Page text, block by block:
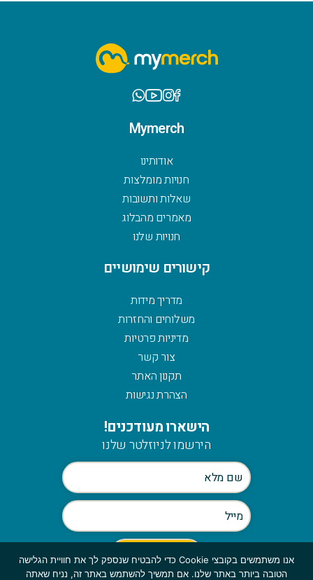
Mymerch
אודותינו
חנויות מומלצות
שאלות ותשובות
מאמרים מהבלוג
חנויות שלנו
קישורים שימושיים
מדריך מידות
משלוחים והחזרות
מדיניות פרטיות
צור קשר
תקנון האתר
הצהרת נגישות
הישארו מעודכנים!
הירשמו לניוזלטר שלנו
אנו משתמשים בקובצי Cookie כדי להבטיח שנספק לך את חוויית הגלישה
הטובה ביותר באתר שלנו. אם תמשיך להשתמש באתר זה, נניח שאתה